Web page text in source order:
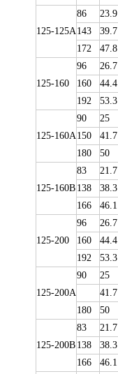
125-125A
86
23.9
143
39.7
172
47.8
125-160
96
26.7
160
44.4
192
53.3
125-160A
90
25
150
41.7
180
50
125-160B
83
21.7
138
38.3
166
46.1
125-200
96
26.7
160
44.4
192
53.3
125-200A
90
25
41.7
180
50
125-200B
83
21.7
138
38.3
166
46.1